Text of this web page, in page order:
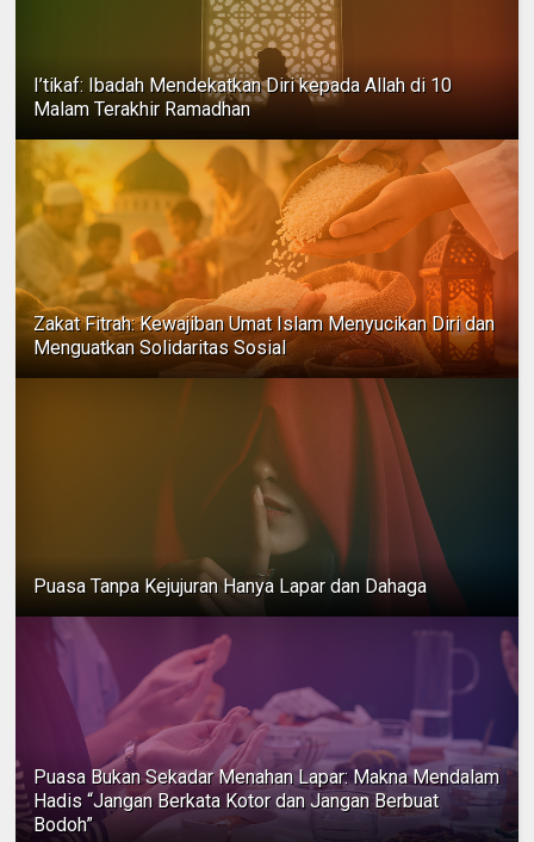
I’tikaf: Ibadah Mendekatkan Diri kepada Allah di 10
Malam Terakhir Ramadhan
Zakat Fitrah: Kewajiban Umat Islam Menyucikan Diri dan
Menguatkan Solidaritas Sosial
Puasa Tanpa Kejujuran Hanya Lapar dan Dahaga
Puasa Bukan Sekadar Menahan Lapar: Makna Mendalam
Hadis “Jangan Berkata Kotor dan Jangan Berbuat
Bodoh”